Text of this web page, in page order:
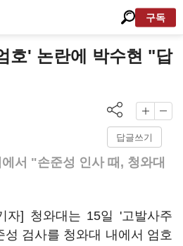
구독
호' 논란에 박수현 "답
답글쓰기
서 "손준성 인사 때, 청와대
자] 청와대는 15일 '고발사주
성 검사를 청와대 내에서 엄호